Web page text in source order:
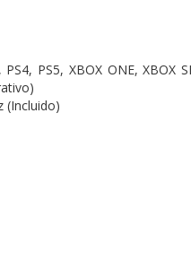
PS5, XBOX ONE, XBOX
(Incluido)